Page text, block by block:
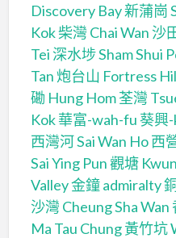
Discovery Bay新蒲崗
Kok柴灣 Chai Wan沙
Tei深水埗 Sham Shui
Tan炮台山 Fortress
磡 Hung Hom荃灣
Kok華富-wah-fu葵興
西灣河 Sai Wan Ho西
Sai Ying Pun觀塘
Valley金鐘 admiralty
沙灣 Cheung Sha Wan
Ma Tau Chung黃竹坑